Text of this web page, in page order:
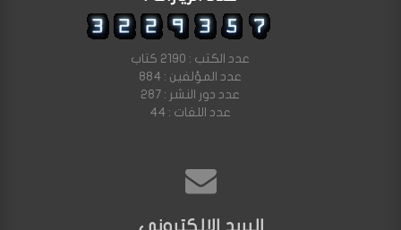
عدد الكتب : 2190 كتاب
عدد المؤلفين : 884
عدد دور النشر : 287
عدد اللغات : 44
البريد الالكتروني